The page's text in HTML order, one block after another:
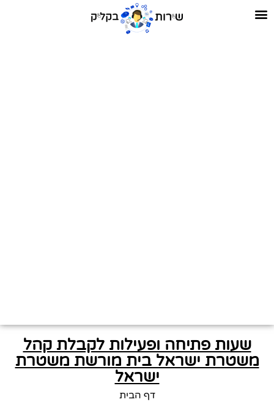
שעות פתיחה ופעילות לקבלת קהל
משטרת ישראל בית מורשת משטרת
ישראל
דף הבית